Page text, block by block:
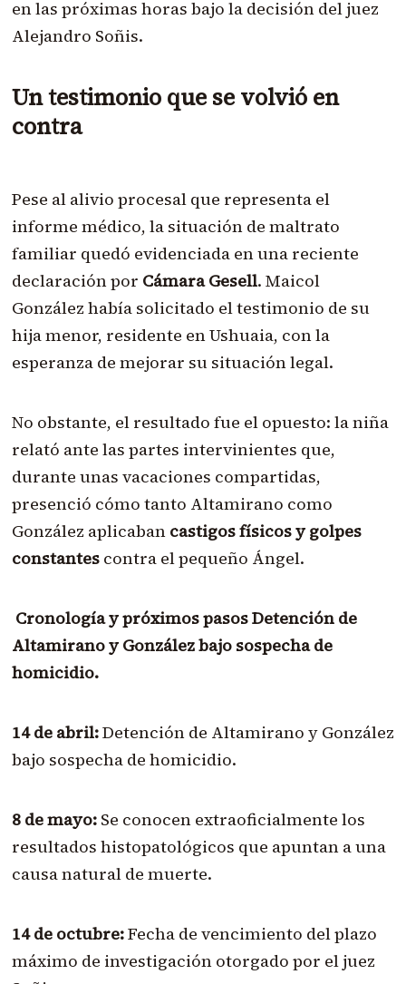
en las próximas horas bajo la decisión del juez
Alejandro Soñis.
Un testimonio que se volvió en
contra
Pese al alivio procesal que representa el
informe médico, la situación de maltrato
familiar quedó evidenciada en una reciente
declaración por Cámara Gesell. Maicol
González había solicitado el testimonio de su
hija menor, residente en Ushuaia, con la
esperanza de mejorar su situación legal.
No obstante, el resultado fue el opuesto: la niña
relató ante las partes intervinientes que,
durante unas vacaciones compartidas,
presenció cómo tanto Altamirano como
González aplicaban castigos físicos y golpes
constantescontra el pequeño Ángel.
Cronología y próximos pasos Detención de
Altamirano y González bajo sospecha de
homicidio.
14 de abril:Detención de Altamirano y González
bajo sospecha de homicidio.
8 de mayo:Se conocen extraoficialmente los
resultados histopatológicos que apuntan a una
causa natural de muerte.
14 de octubre:Fecha de vencimiento del plazo
máximo de investigación otorgado por el juez